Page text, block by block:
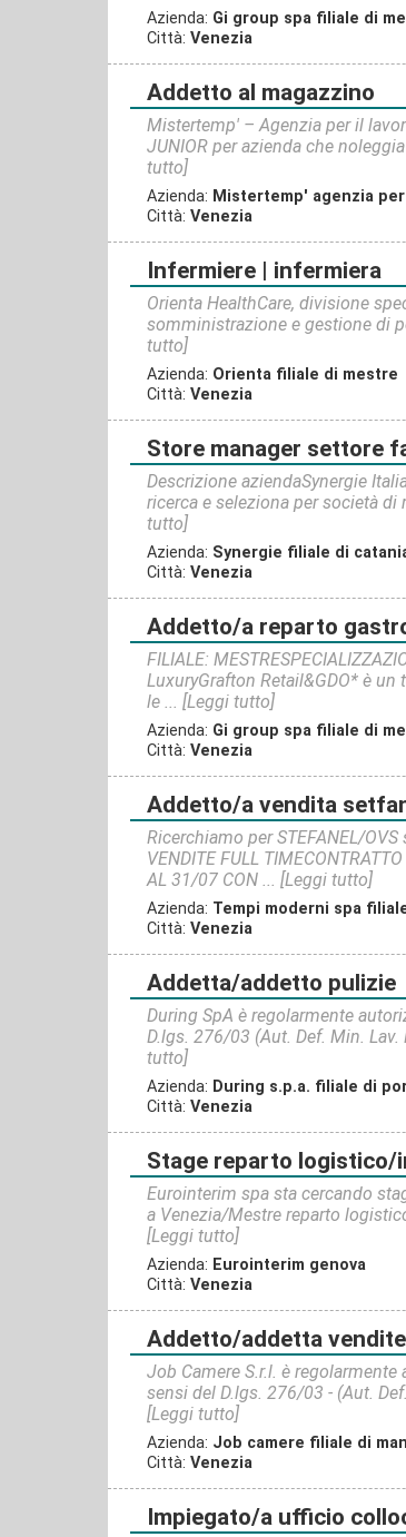
Azienda: Gi group spa filiale di
Città: Venezia
addetto al magazzino
Mistertemp' – Agenzia per il
JUNIOR per azienda che
tutto]
Azienda: Mistertemp' agenzia
Città: Venezia
infermiere | infermiera
Orienta HealthCare, divisione
somministrazione e gestione di
tutto]
Azienda: Orienta filiale di mestre
Città: Venezia
store manager settore fashion
Descrizione aziendaSynergie
ricerca e seleziona per società di
tutto]
Azienda: Synergie filiale di
Città: Venezia
addetto/a reparto
FILIALE:
LuxuryGrafton Retail&GDO* è
le ... [Leggi tutto]
Azienda: Gi group spa filiale di
Città: Venezia
addetto/a vendita
Ricerchiamo per STEFANEL/
VENDITE FULL
AL 31/07 CON ... [Leggi tutto]
Azienda: Tempi moderni spa
Città: Venezia
addetta/addetto pulizie
During SpA è regolarmente
D.lgs. 276/03 (Aut. Def. Min.
tutto]
Azienda: During s.p.a. filiale di
Città: Venezia
stage reparto logistico/import export
Eurointerim spa sta cercando
a Venezia/Mestre reparto
[Leggi tutto]
Azienda: Eurointerim genova
Città: Venezia
addetto/addetta vendite
Job Camere S.r.l. è
sensi del D.lgs. 276/03 - (Aut.
[Leggi tutto]
Azienda: Job camere filiale di
Città: Venezia
impiegato/a ufficio